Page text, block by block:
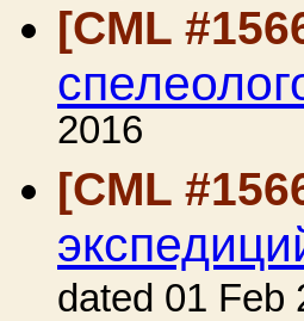
[CML
2016
[CML
dated 01 Feb